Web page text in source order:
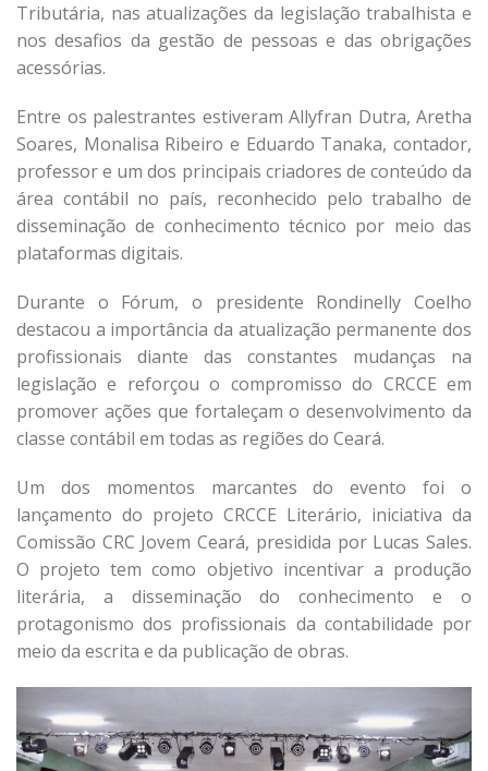
Tributária, nas atualizações da legislação trabalhista e
nos desafios da gestão de pessoas e das obrigações
acessórias.
Entre os palestrantes estiveram Allyfran Dutra, Aretha
Soares, Monalisa Ribeiro e Eduardo Tanaka, contador,
professor e um dos principais criadores de conteúdo da
área contábil no país, reconhecido pelo trabalho de
disseminação de conhecimento técnico por meio das
plataformas digitais.
Durante o Fórum, o presidente Rondinelly Coelho
destacou a importância da atualização permanente dos
profissionais diante das constantes mudanças na
legislação e reforçou o compromisso do CRCCE em
promover ações que fortaleçam o desenvolvimento da
classe contábil em todas as regiões do Ceará.
Um dos momentos marcantes do evento foi o
lançamento do projeto CRCCE Literário, iniciativa da
Comissão CRC Jovem Ceará, presidida por Lucas Sales.
O projeto tem como objetivo incentivar a produção
literária, a disseminação do conhecimento e o
protagonismo dos profissionais da contabilidade por
meio da escrita e da publicação de obras.